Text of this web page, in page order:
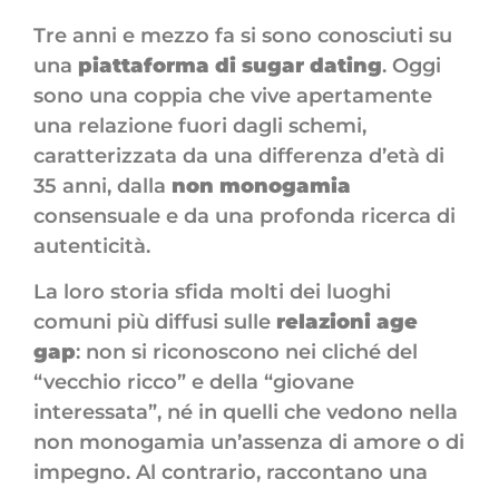
Tre anni e mezzo fa si sono conosciuti su
una piattaforma di sugar dating. Oggi
sono una coppia che vive apertamente
una relazione fuori dagli schemi,
caratterizzata da una differenza d’età di
35 anni, dalla non monogamia
consensuale e da una profonda ricerca di
autenticità.
La loro storia sfida molti dei luoghi
comuni più diffusi sulle relazioni age
gap: non si riconoscono nei cliché del
“vecchio ricco” e della “giovane
interessata”, né in quelli che vedono nella
non monogamia un’assenza di amore o di
impegno. Al contrario, raccontano una